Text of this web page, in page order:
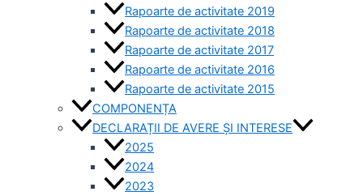
Rapoarte de activitate 2019
Rapoarte de activitate 2018
Rapoarte de activitate 2017
Rapoarte de activitate 2016
Rapoarte de activitate 2015
COMPONENȚA
DECLARAȚII DE AVERE ȘI INTERESE
2025
2024
2023